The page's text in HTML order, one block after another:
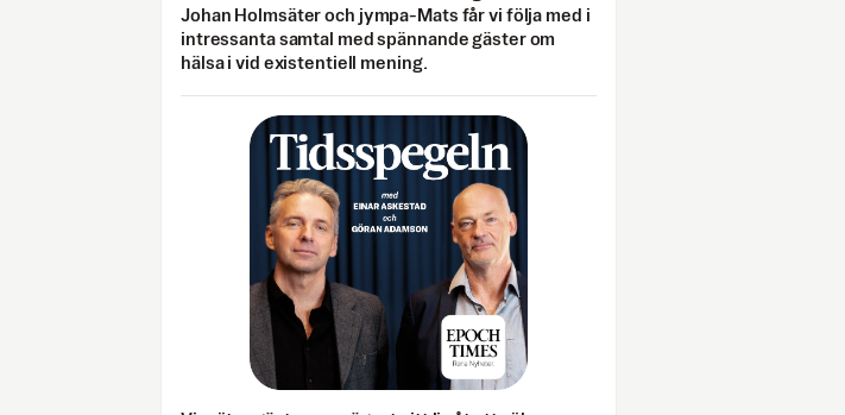
Johan Holmsäter och jympa-Mats får vi följa med i
intressanta samtal med spännande gäster om
hälsa i vid existentiell mening.